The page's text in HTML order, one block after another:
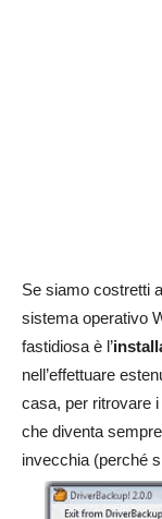
Se siamo costretti
sistema operativo
fastidiosa è l’
nell’effettuare
casa, per ritrovare
che diventa
invecchia (perché